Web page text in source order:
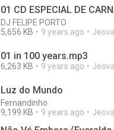
DJ FELIPE PORTO
5,656 KB
9 years ago
01 in 100 years.mp3
6,263 KB 9 years ago
Luz do Mundo
Fernandinho
9,199 KB
9 years ago